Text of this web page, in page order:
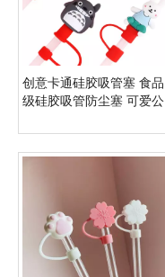
创意卡通硅胶吸管塞 食品
级硅胶吸管防尘塞 可爱公